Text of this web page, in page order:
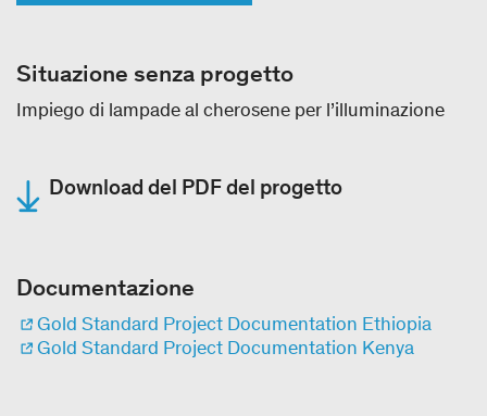
Situazione senza progetto
Impiego di lampade al cherosene per l’illuminazione
Download del PDF del progetto
Documentazione
Gold Standard Project Documentation Ethiopia
Gold Standard Project Documentation Kenya